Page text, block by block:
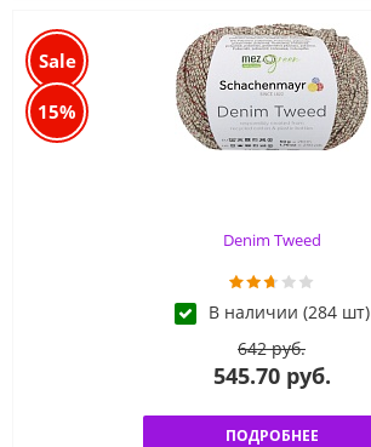
Sale
15%
Denim Tweed
В наличии (284 шт)
642 руб.
545.70 руб.
ПОДРОБНЕЕ